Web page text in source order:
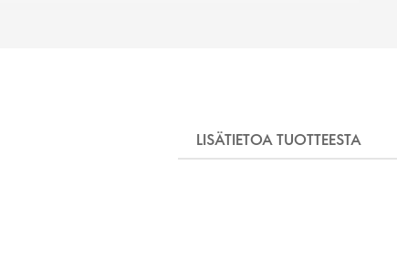
LISÄTIETOA TUOTTEESTA